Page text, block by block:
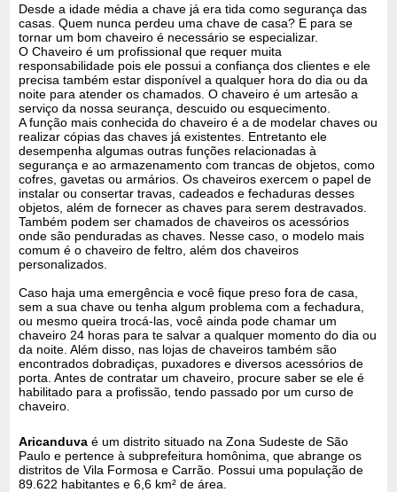
Desde a idade média a chave já era tida como segurança das
casas. Quem nunca perdeu uma chave de casa? E para se
tornar um bom chaveiro é necessário se especializar.
O Chaveiro é um profissional que requer muita
responsabilidade pois ele possui a confiança dos clientes e ele
precisa também estar disponível a qualquer hora do dia ou da
noite para atender os chamados. O chaveiro é um artesão a
serviço da nossa seurança, descuido ou esquecimento.
A função mais conhecida do chaveiro é a de modelar chaves ou
realizar cópias das chaves já existentes. Entretanto ele
desempenha algumas outras funções relacionadas à
segurança e ao armazenamento com trancas de objetos, como
cofres, gavetas ou armários. Os chaveiros exercem o papel de
instalar ou consertar travas, cadeados e fechaduras desses
objetos, além de fornecer as chaves para serem destravados.
Também podem ser chamados de chaveiros os acessórios
onde são penduradas as chaves. Nesse caso, o modelo mais
comum é o chaveiro de feltro, além dos chaveiros
personalizados.
Caso haja uma emergência e você fique preso fora de casa,
sem a sua chave ou tenha algum problema com a fechadura,
ou mesmo queira trocá-las, você ainda pode chamar um
chaveiro 24 horas para te salvar a qualquer momento do dia ou
da noite. Além disso, nas lojas de chaveiros também são
encontrados dobradiças, puxadores e diversos acessórios de
porta. Antes de contratar um chaveiro, procure saber se ele é
habilitado para a profissão, tendo passado por um curso de
chaveiro.
Aricanduva é um distrito situado na Zona Sudeste de São
Paulo e pertence à subprefeitura homônima, que abrange os
distritos de Vila Formosa e Carrão. Possui uma população de
89.622 habitantes e 6,6 km² de área.